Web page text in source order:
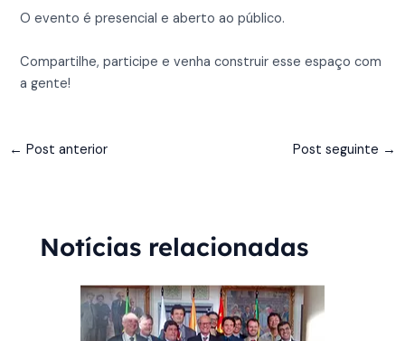
O evento é presencial e aberto ao público.
Compartilhe, participe e venha construir esse espaço com
a gente!
← Post anterior Post seguinte →
Notícias relacionadas